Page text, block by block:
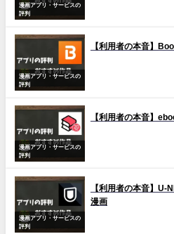
漫画アプリ・サービスの
評判
漫画アプリ・サービスの
評判
【利用者の本音】
漫画アプリ・サービスの
評判
【利用者の本音】
漫画アプリ・サービスの
評判
【利用者の本音】U-
漫画